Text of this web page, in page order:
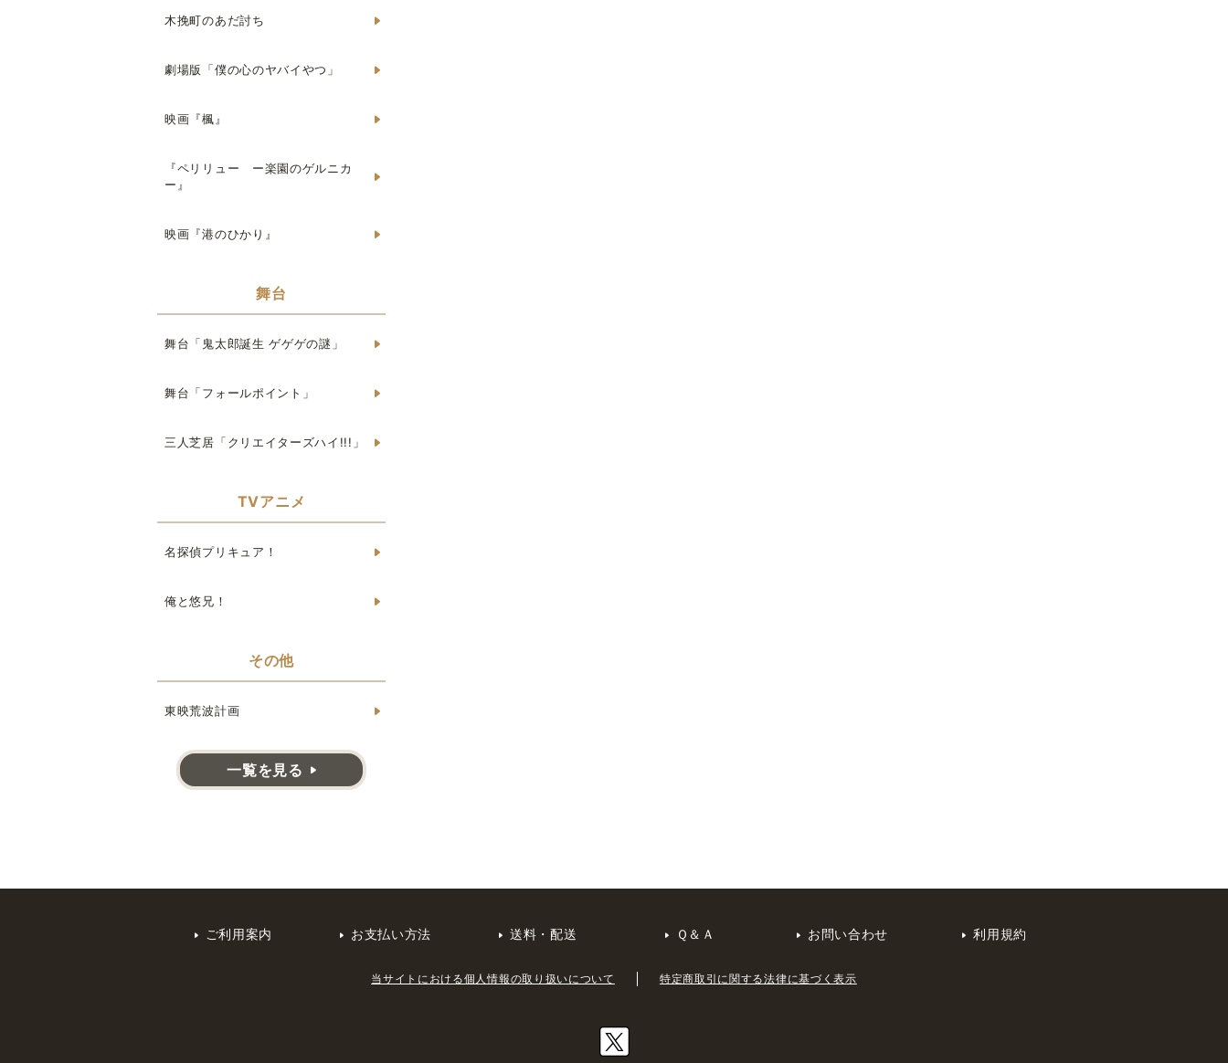
木挽町のあだ討ち
劇場版「僕の心のヤバイやつ」
映画『楓』
『ペリリュー ー楽園のゲルニカ
ー』
映画『港のひかり』
舞台
舞台「鬼太郎誕生 ゲゲゲの謎」
舞台「フォールポイント」
三人芝居「クリエイターズハイ!!!」
TVアニメ
名探偵プリキュア！
俺と悠兄！
その他
東映荒波計画
一覧を見る
ご利用案内 お支払い方法 送料・配送 Ｑ＆Ａ お問い合わせ 利用規約
当サイトにおける個人情報の取り扱いについて 特定商取引に関する法律に基づく表示